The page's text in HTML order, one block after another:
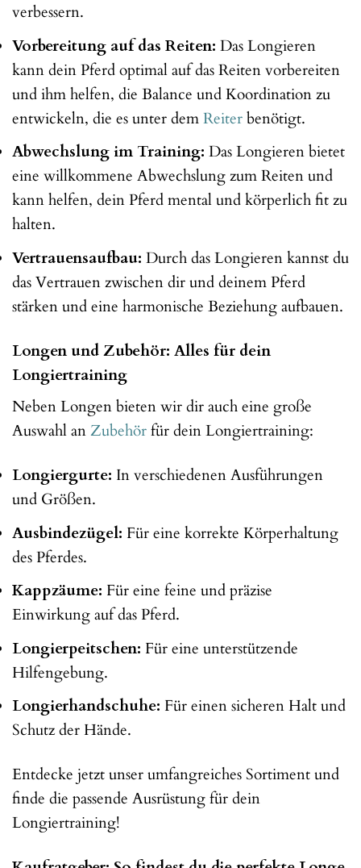
verbessern.
Vorbereitung auf das Reiten: Das Longieren
kann dein Pferd optimal auf das Reiten vorbereiten
und ihm helfen, die Balance und Koordination zu
entwickeln, die es unter demReiterbenötigt.
Abwechslung im Training: Das Longieren bietet
eine willkommene Abwechslung zum Reiten und
kann helfen, dein Pferd mental und körperlich fit zu
halten.
Vertrauensaufbau: Durch das Longieren kannst du
das Vertrauen zwischen dir und deinem Pferd
stärken und eine harmonische Beziehung aufbauen.
Longen und Zubehör: Alles für dein
Longiertraining
Neben Longen bieten wir dir auch eine große
Auswahl anZubehörfür dein Longiertraining:
Longiergurte: In verschiedenen Ausführungen
und Größen.
Ausbindezügel: Für eine korrekte Körperhaltung
des Pferdes.
Kappzäume: Für eine feine und präzise
Einwirkung auf das Pferd.
Longierpeitschen: Für eine unterstützende
Hilfengebung.
Longierhandschuhe: Für einen sicheren Halt und
Schutz der Hände.
Entdecke jetzt unser umfangreiches Sortiment und
finde die passende Ausrüstung für dein
Longiertraining!